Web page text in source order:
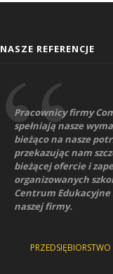
NASZE REFERENCJE
Pracownicy firmy
spełniają nasze
bieżąco na nasze
przekazując nam
bieżącej ofercie i
organizowanych
Centrum Edukacyjne
naszej firmy.